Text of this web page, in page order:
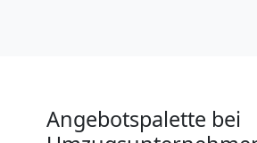
Angebotspalette bei